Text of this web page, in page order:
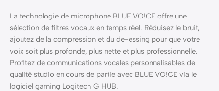
La technologie de microphone BLUE VO!CE offre une
sélection de filtres vocaux en temps réel. Réduisez le bruit,
ajoutez de la compression et du de-essing pour que votre
voix soit plus profonde, plus nette et plus professionnelle.
Profitez de communications vocales personnalisables de
qualité studio en cours de partie avec BLUE VO!CE via le
logiciel gaming Logitech G HUB.